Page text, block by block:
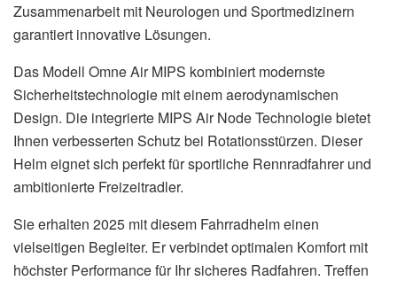
Zusammenarbeit mit Neurologen und Sportmedizinern
garantiert innovative Lösungen.
Das Modell Omne Air MIPS kombiniert modernste
Sicherheitstechnologie mit einem aerodynamischen
Design. Die integrierte MIPS Air Node Technologie bietet
Ihnen verbesserten Schutz bei Rotationsstürzen. Dieser
Helm eignet sich perfekt für sportliche Rennradfahrer und
ambitionierte Freizeitradler.
Sie erhalten 2025 mit diesem Fahrradhelm einen
vielseitigen Begleiter. Er verbindet optimalen Komfort mit
höchster Performance für Ihr sicheres Radfahren. Treffen